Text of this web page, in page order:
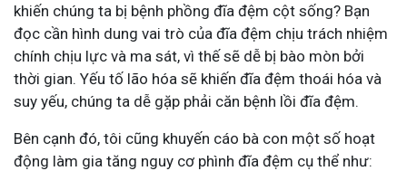
khiến chúng ta bị bệnh phồng đĩa đệm cột sống? Bạn
đọc cần hình dung vai trò của đĩa đệm chịu trách nhiệm
chính chịu lực và ma sát, vì thế sẽ dễ bị bào mòn bởi
thời gian. Yếu tố lão hóa sẽ khiến đĩa đệm thoái hóa và
suy yếu, chúng ta dễ gặp phải căn bệnh lồi đĩa đệm.
Bên cạnh đó, tôi cũng khuyến cáo bà con một số hoạt
động làm gia tăng nguy cơ phình đĩa đệm cụ thể như: